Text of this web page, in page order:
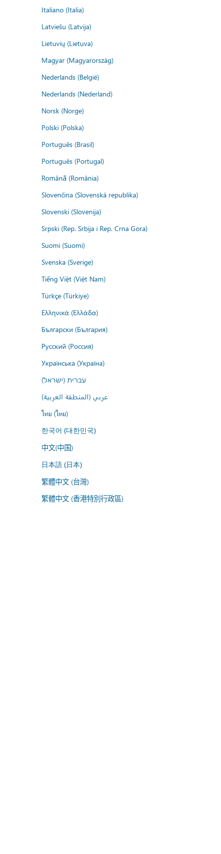
Italiano (Italia)
Latviešu (Latvija)
Lietuvių (Lietuva)
Magyar (Magyarország)
Nederlands (België)
Nederlands (Nederland)
Norsk (Norge)
Polski (Polska)
Português (Brasil)
Português (Portugal)
Română (România)
Slovenčina (Slovenská republika)
Slovenski (Slovenija)
Srpski (Rep. Srbija i Rep. Crna Gora)
Suomi (Suomi)
Svenska (Sverige)
Tiếng Việt (Việt Nam)
Türkçe (Türkiye)
Ελληνικά (Ελλάδα)
Български (България)
Русский (Россия)
Українська (Україна)
עברית (ישראל)
عربي (المنطقة العربية)
ไทย (ไทย)
한국어 (대한민국)
中文(中国)
日本語 (日本)
繁體中文 (台灣)
繁體中文 (香港特別行政區)